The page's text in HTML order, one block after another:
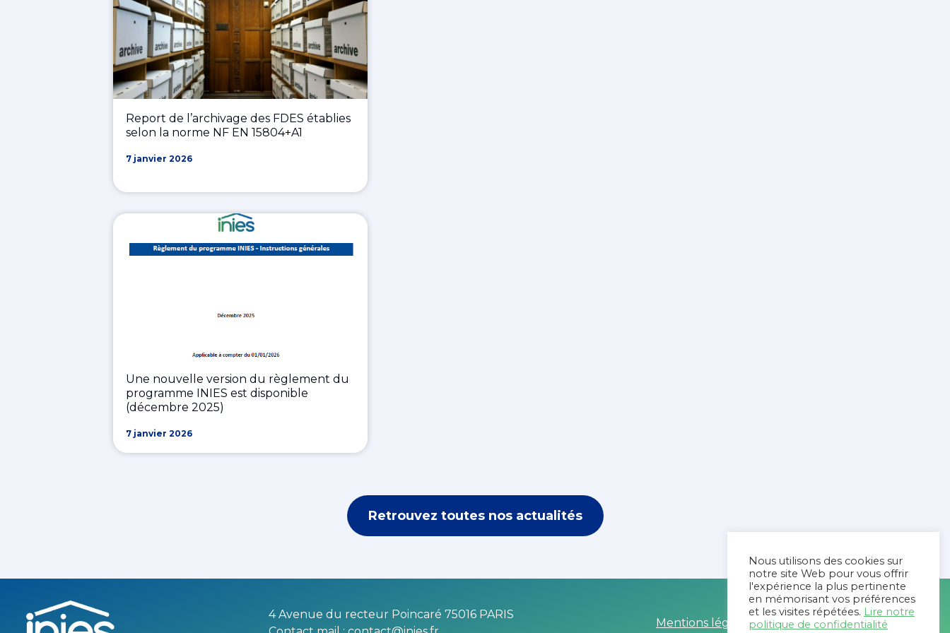
Report de l’archivage des FDES établies
selon la norme NF EN 15804+A1
7 janvier 2026
Une nouvelle version du règlement du
programme INIES est disponible
(décembre 2025)
7 janvier 2026
Retrouvez toutes nos actualités
4 Avenue du recteur Poincaré 75016 PARIS
Mentions légales
Nous utilisons des cookies sur
notre site Web pour vous offrir
l'expérience la plus pertinente
en mémorisant vos préférences
et les visites répétées. Lire notre
politique de confidentialité